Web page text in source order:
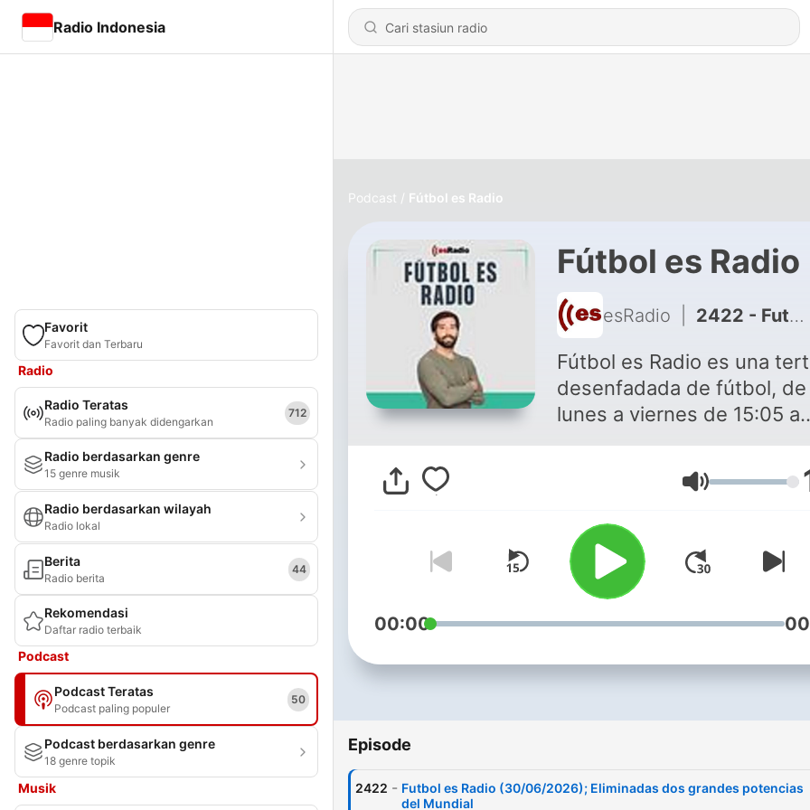
Radio Indonesia
Favorit
Favorit dan Terbaru
Radio
Radio Teratas
Radio paling banyak didengarkan
712
Radio berdasarkan genre
15 genre musik
Radio berdasarkan wilayah
Radio lokal
Berita
Radio berita
44
Rekomendasi
Daftar radio terbaik
Podcast
Podcast Teratas
Podcast paling populer
50
Podcast berdasarkan genre
18 genre topik
Musik
Podcast Fútbol es Radio
Fútbol es Radio
esRadio 2422 - Futbol es Radio (30/06/2026); Eliminadas dos grandes potencias del Mundial
Fútbol es Radio es una
desenfadada de fútbol, de
lunes a viernes de 15:05 a
16:00. Conducido por
Valentín, cuenta con
como Juanma Rodríguez,
Herrero, José Antonio
Petón, José Luis Garci...
Volume
00:00
Episode
2422 - Futbol es Radio (30/06/2026); Eliminadas dos grandes potencias
del Mundial